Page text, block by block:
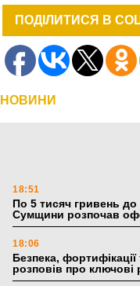
ПОДІЛИТИСЯ В
НОВИНИ
18:51
По 5 тисяч гривень
Сумщини розпочав
18:06
Безпека,
розповів про ключові